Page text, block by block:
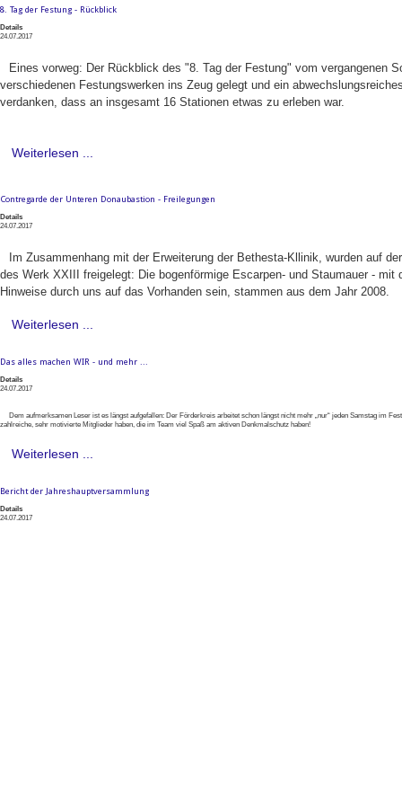
8. Tag der Festung - Rückblick
Details
24.07.2017
Eines vorweg: Der Rückblick des "8. Tag der Festung" vom vergangenen
verschiedenen Festungswerken ins Zeug gelegt und ein
verdanken, dass an insgesamt 16 Stationen etwas zu erleben war.
Weiterlesen ...
Contregarde der Unteren Donaubastion - Freilegungen
Details
24.07.2017
Im Zusammenhang mit der Erweiterung der Bethesta-Kllinik, wurden auf
des Werk XXIII freigelegt: Die bogenförmige Escarpen- und Staumauer -
Hinweise durch uns auf das Vorhanden sein, stammen aus dem Jahr 2008.
Weiterlesen ...
Das alles machen WIR - und mehr ...
Details
24.07.2017
Dem aufmerksamen Leser ist es längst aufgefallen: Der Förderkreis arbeitet schon längst nicht mehr „nur“ jeden Samstag im
zahlreiche, sehr motivierte Mitglieder haben, die im Team viel Spaß am aktiven Denkmalschutz haben!
Weiterlesen ...
Bericht der Jahreshauptversammlung
Details
24.07.2017